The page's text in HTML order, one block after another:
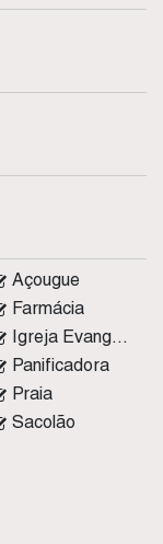
Açougue
Farmácia
Igreja Evangélica
Panificadora
Praia
Sacolão